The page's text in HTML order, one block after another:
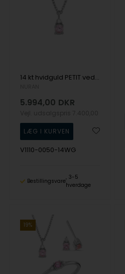
14 kt hvidguld PETIT vedhæng med pink safir og diamant Wesselton SI
5.994,00 DKR
V1110-0050-14WG
Bestillingsvare
3-5
hverdage
19%